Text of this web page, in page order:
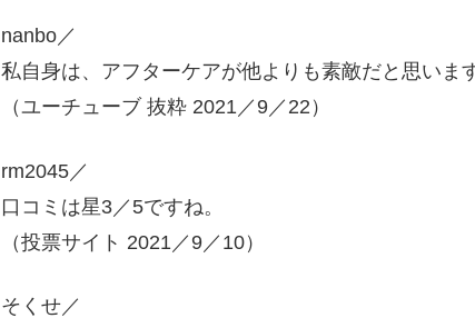
nanbo／
私自身は、アフターケアが他よりも素敵だと思いま
（ユーチューブ 抜粋 2021／9／22）
rm2045／
口コミは星3／5ですね。
（投票サイト 2021／9／10）
そくせ／